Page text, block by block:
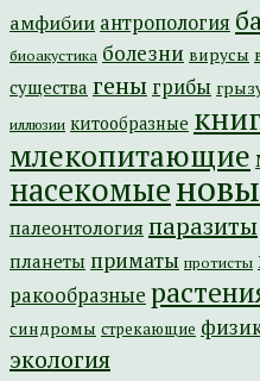
амфибии антропология
биоакустика болезни вирусы
существа гены грибы
иллюзии китообразные
млекопитающие
насекомые
палеонтология паразиты
планеты приматы протисты
ракообразные
синдромы стрекающие
экология